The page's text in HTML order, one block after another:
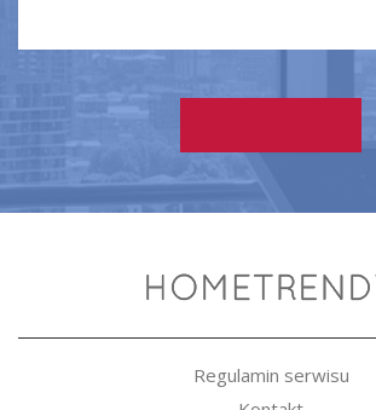
Regulamin serwisu